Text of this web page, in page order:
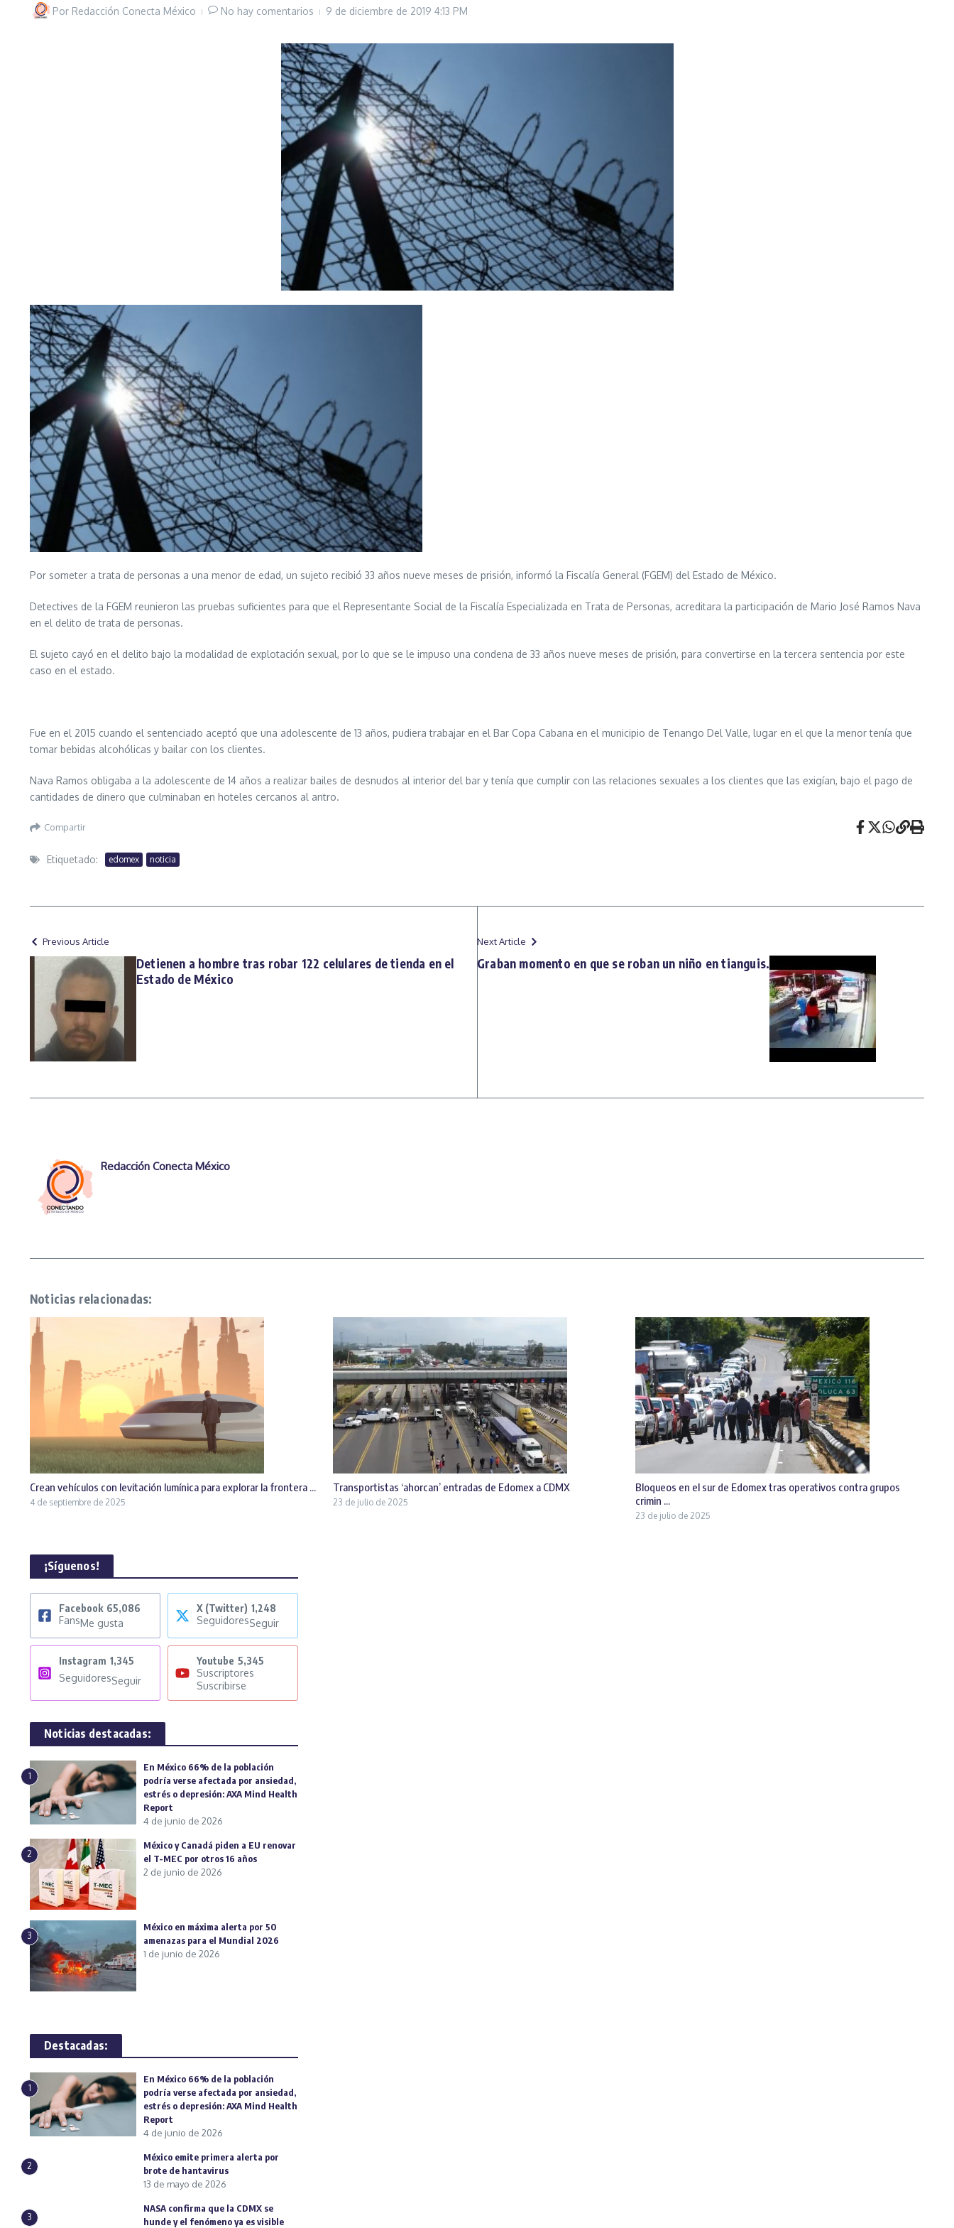
Por Redacción Conecta México No hay comentarios 9 de diciembre de 2019 4:13 PM
Por someter a trata de personas a una menor de edad, un sujeto recibió 33 años nueve meses de prisión, informó la Fiscalía General (FGEM) del Estado de México.
Detectives de la FGEM reunieron las pruebas suficientes para que el Representante Social de la Fiscalía Especializada en Trata de Personas, acreditara la participación de Mario José Ramos Nava
en el delito de trata de personas.
El sujeto cayó en el delito bajo la modalidad de explotación sexual, por lo que se le impuso una condena de 33 años nueve meses de prisión, para convertirse en la tercera sentencia por este
caso en el estado.
Fue en el 2015 cuando el sentenciado aceptó que una adolescente de 13 años, pudiera trabajar en el Bar Copa Cabana en el municipio de Tenango Del Valle, lugar en el que la menor tenía que
tomar bebidas alcohólicas y bailar con los clientes.
Nava Ramos obligaba a la adolescente de 14 años a realizar bailes de desnudos al interior del bar y tenía que cumplir con las relaciones sexuales a los clientes que las exigían, bajo el pago de
cantidades de dinero que culminaban en hoteles cercanos al antro.
Compartir
Etiquetado: edomex noticia
Previous Article
Detienen a hombre tras robar 122 celulares de tienda en el
Estado de México
Next Article
Graban momento en que se roban un niño en tianguis.
Redacción Conecta México
Noticias relacionadas:
Crean vehículos con levitación lumínica para explorar la frontera ...
4 de septiembre de 2025
Transportistas ‘ahorcan’ entradas de Edomex a CDMX
23 de julio de 2025
Bloqueos en el sur de Edomex tras operativos contra grupos
crimin ...
23 de julio de 2025
¡Síguenos!
Facebook 65,086
FansMe gusta
X (Twitter) 1,248
SeguidoresSeguir
Instagram 1,345
SeguidoresSeguir
Youtube 5,345
Suscriptores
Suscribirse
Noticias destacadas:
1
En México 66% de la población
podría verse afectada por ansiedad,
estrés o depresión: AXA Mind Health
Report
4 de junio de 2026
2
México y Canadá piden a EU renovar
el T-MEC por otros 16 años
2 de junio de 2026
3
México en máxima alerta por 50
amenazas para el Mundial 2026
1 de junio de 2026
Destacadas:
1
En México 66% de la población
podría verse afectada por ansiedad,
estrés o depresión: AXA Mind Health
Report
4 de junio de 2026
2
México emite primera alerta por
brote de hantavirus
13 de mayo de 2026
3
NASA confirma que la CDMX se
hunde y el fenómeno ya es visible